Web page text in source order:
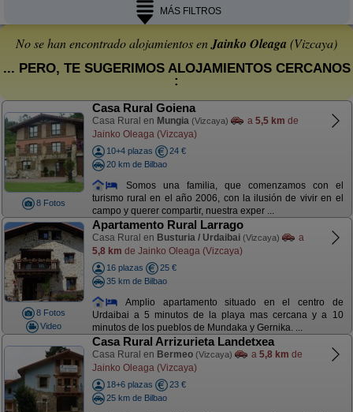
MÁS FILTROS
No se han encontrado alojamientos enJainko Oleaga (Vizcaya)
... PERO, TE SUGERIMOS ALOJAMIENTOS CERCANOS
:
8 Fotos
Casa Rural Goiena
Casa Rural en Mungia (Vizcaya) a 5,5 km de
Jainko Oleaga (Vizcaya)
10+4 plazas
24 €
20 km de Bilbao
Somos una familia, que comenzamos con el
turismo rural en el año 2006, con la ilusión de vivir en el
campo y querer compartir, nuestra exper ...
8 Fotos
Video
Apartamento Rural Larrago
Casa Rural en Busturia / Urdaibai (Vizcaya)
a
5,8 km de Jainko Oleaga (Vizcaya)
16 plazas
25 €
35 km de Bilbao
Amplio apartamento situado en el centro de
Urdaibai a 5 minutos de la playa mas cercana y a 10
minutos de los pueblos de Mundaka y Gernika. ...
Casa Rural Arrizurieta Landetxea
Casa Rural en Bermeo (Vizcaya) a 5,8 km de
Jainko Oleaga (Vizcaya)
18+6 plazas
23 €
25 km de Bilbao